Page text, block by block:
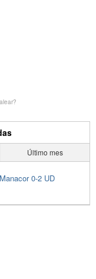
Último mes
0-2 UD